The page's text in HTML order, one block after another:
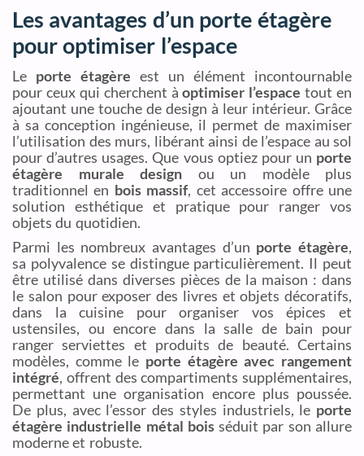
Les avantages d’un porte étagère
pour optimiser l’espace
Le porte étagère est un élément incontournable
pour ceux qui cherchent àoptimiser l’espace tout en
ajoutant une touche de design à leur intérieur. Grâce
à sa conception ingénieuse, il permet de maximiser
l’utilisation des murs, libérant ainsi de l’espace au sol
pour d’autres usages. Que vous optiez pour un porte
étagère murale design ou un modèle plus
traditionnel en bois massif, cet accessoire offre une
solution esthétique et pratique pour ranger vos
objets du quotidien.
Parmi les nombreux avantages d’un porte étagère,
sa polyvalence se distingue particulièrement. Il peut
être utilisé dans diverses pièces de la maison : dans
le salon pour exposer des livres et objets décoratifs,
dans la cuisine pour organiser vos épices et
ustensiles, ou encore dans la salle de bain pour
ranger serviettes et produits de beauté. Certains
modèles, comme le porte étagère avec rangement
intégré, offrent des compartiments supplémentaires,
permettant une organisation encore plus poussée.
De plus, avec l’essor des styles industriels, le porte
étagère industrielle métal boisséduit par son allure
moderne et robuste.